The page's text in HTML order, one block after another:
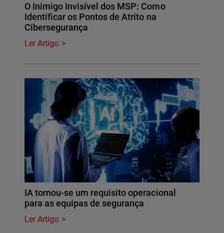
O Inimigo Invisível dos MSP: Como
Identificar os Pontos de Atrito na
Cibersegurança
Ler Artigo
IA tornou-se um requisito operacional
para as equipas de segurança
Ler Artigo